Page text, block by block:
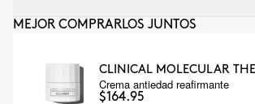
MEJOR COMPRARLOS JUNTOS
CLINICAL MOLECULAR
Crema antiedad reafirmante
$164.95